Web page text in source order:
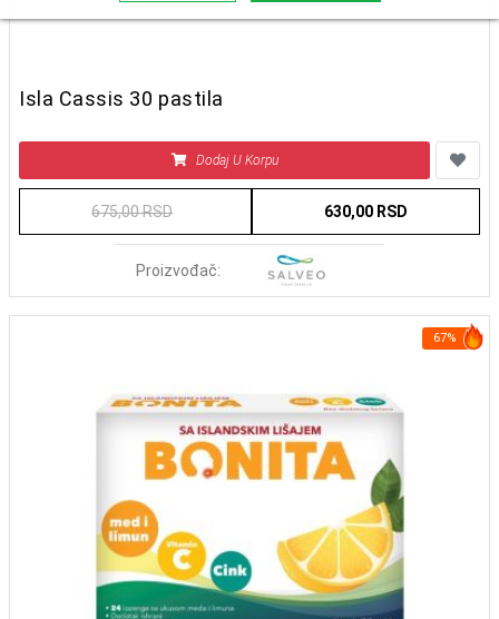
Isla Cassis 30 pastila
Dodaj U Korpu
675,00 RSD 630,00 RSD
Proizvođač:
67%